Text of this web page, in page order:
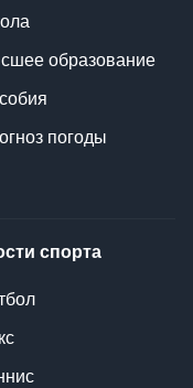
образование
погоды
спорта